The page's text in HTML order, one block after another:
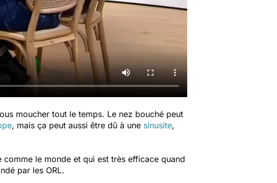
moucher tout le temps. Le nez bouché peut
, mais ça peut aussi être dû à une sinusite,
comme le monde et qui est très efficace quand
par les ORL.